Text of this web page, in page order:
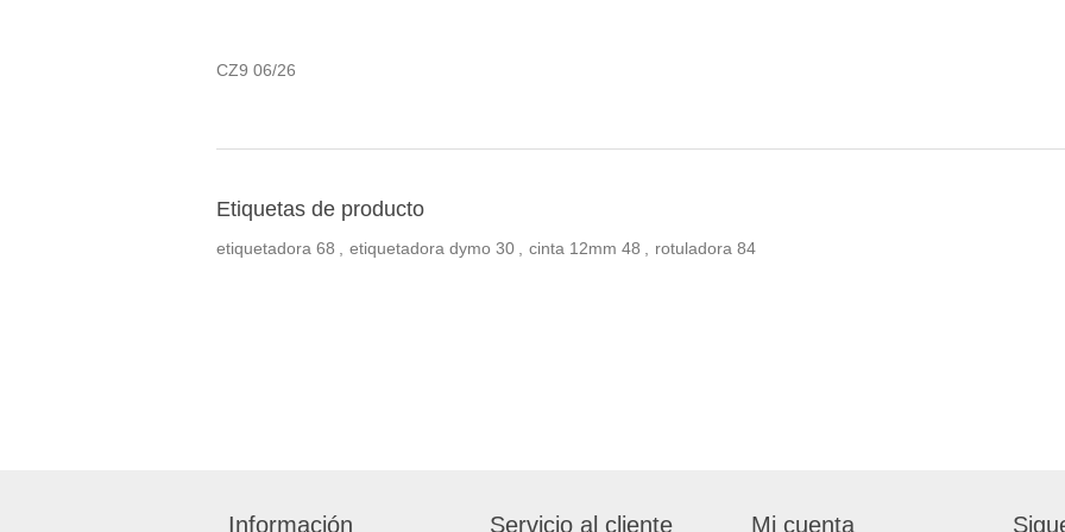
CZ9 06/26
Etiquetas de producto
etiquetadora 68 etiquetadora dymo 30 cinta 12mm 48 rotuladora 84
Información Servicio al cliente Mi cuenta